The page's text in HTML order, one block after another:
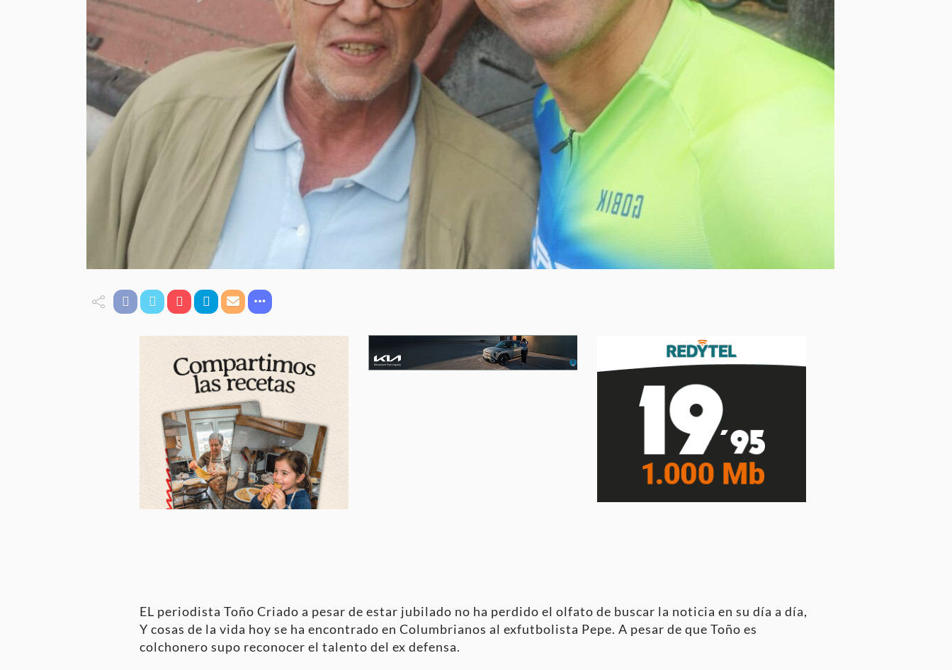
EL periodista Toño Criado a pesar de estar jubilado no ha perdido el olfato de buscar la noticia en su día a día,
Y cosas de la vida hoy se ha encontrado en Columbrianos al exfutbolista Pepe. A pesar de que Toño es
colchonero supo reconocer el talento del ex defensa.